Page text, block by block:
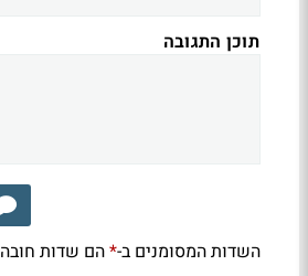
תוכן התגובה
השדות המסומנים ב-*הם שדות חובה